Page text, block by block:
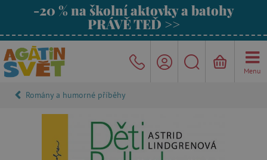
-20 % na školní aktovky a batohy
PRÁVĚ TEĎ >>
Menu
Romány a humorné příběhy